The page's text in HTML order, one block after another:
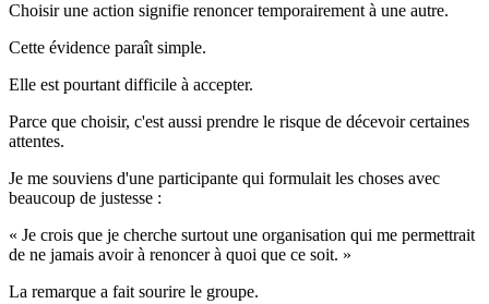
Choisir une action signifie renoncer temporairement à une autre.
Cette évidence paraît simple.
Elle est pourtant difficile à accepter.
Parce que choisir, c'est aussi prendre le risque de décevoir certaines
attentes.
Je me souviens d'une participante qui formulait les choses avec
beaucoup de justesse :
« Je crois que je cherche surtout une organisation qui me permettrait
de ne jamais avoir à renoncer à quoi que ce soit. »
La remarque a fait sourire le groupe.